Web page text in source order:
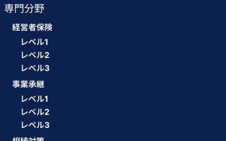
専門分野
経営者保険
レベル1
レベル2
レベル3
事業承継
レベル1
レベル2
レベル3